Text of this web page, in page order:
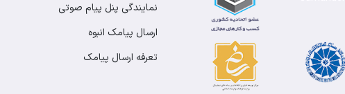
نمایندگی پنل پیام صوتی
ارسال پیامک انبوه
تعرفه ارسال پیامک